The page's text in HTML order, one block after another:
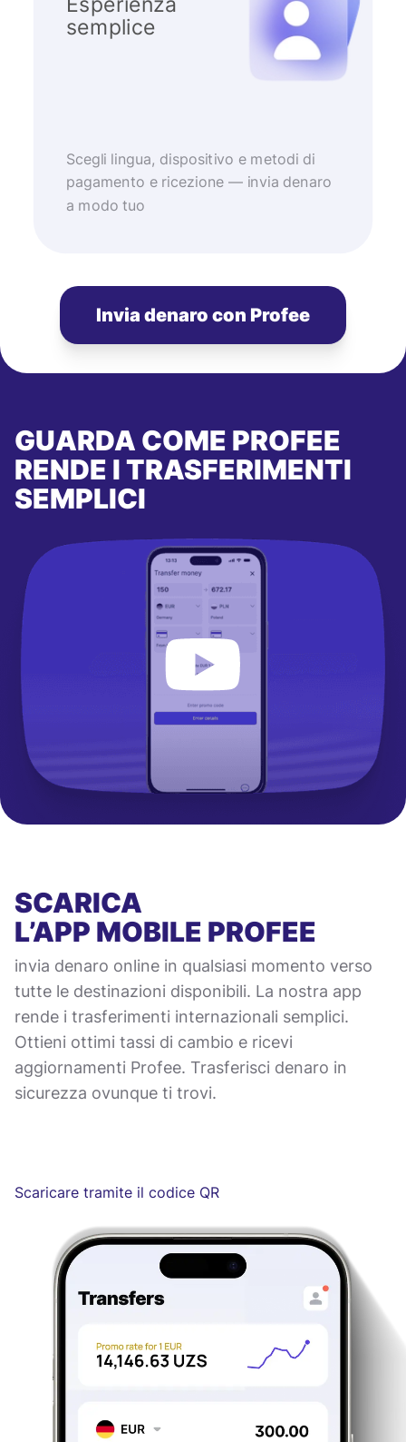
semplice
Scegli lingua, dispositivo e metodi di
pagamento e ricezione — invia denaro
a modo tuo
Invia denaro con Profee
GUARDA COME PROFEE
RENDE I TRASFERIMENTI
SEMPLICI
SCARICA
L’APP MOBILE PROFEE
invia denaro online in qualsiasi momento verso
tutte le destinazioni disponibili. La nostra app
rende i trasferimenti internazionali semplici.
Ottieni ottimi tassi di cambio e ricevi
aggiornamenti Profee. Trasferisci denaro in
sicurezza ovunque ti trovi.
Scaricare tramite il codice QR